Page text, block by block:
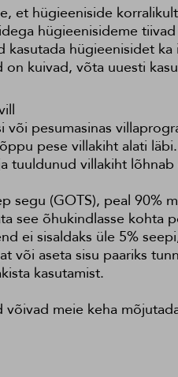
et hügieeniside
hügieenisideme
hügieenisidet ka
kuivad, võta uuesti
pesumasinas
pese villakiht alati
tuuldunud villakiht
segu (GOTS), peal 90%
see õhukindlasse kohta
ei sisaldaks üle 5%
või aseta sisu paariks
kasutamist.
võivad meie keha